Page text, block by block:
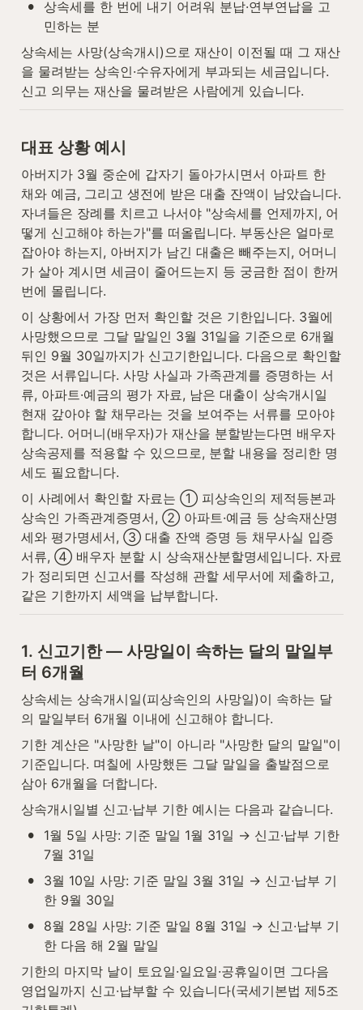
•
상속세를 한 번에 내기 어려워 분납·연부연납을 고
민하는 분
상속세는 사망(상속개시)으로 재산이 이전될 때 그 재산
을 물려받는 상속인·수유자에게 부과되는 세금입니다.
신고 의무는 재산을 물려받은 사람에게 있습니다.
대표 상황 예시
아버지가 3월 중순에 갑자기 돌아가시면서 아파트 한
채와 예금, 그리고 생전에 받은 대출 잔액이 남았습니다.
자녀들은 장례를 치르고 나서야 "상속세를 언제까지, 어
떻게 신고해야 하는가"를 떠올립니다. 부동산은 얼마로
잡아야 하는지, 아버지가 남긴 대출은 빼주는지, 어머니
가 살아 계시면 세금이 줄어드는지 등 궁금한 점이 한꺼
번에 몰립니다.
이 상황에서 가장 먼저 확인할 것은 기한입니다. 3월에
사망했으므로 그달 말일인 3월 31일을 기준으로 6개월
뒤인 9월 30일까지가 신고기한입니다. 다음으로 확인할
것은 서류입니다. 사망 사실과 가족관계를 증명하는 서
류, 아파트·예금의 평가 자료, 남은 대출이 상속개시일
현재 갚아야 할 채무라는 것을 보여주는 서류를 모아야
합니다. 어머니(배우자)가 재산을 분할받는다면 배우자
상속공제를 적용할 수 있으므로, 분할 내용을 정리한 명
세도 필요합니다.
이 사례에서 확인할 자료는 ① 피상속인의 제적등본과
상속인 가족관계증명서, ② 아파트·예금 등 상속재산명
세와 평가명세서, ③ 대출 잔액 증명 등 채무사실 입증
서류, ④ 배우자 분할 시 상속재산분할명세입니다. 자료
가 정리되면 신고서를 작성해 관할 세무서에 제출하고,
같은 기한까지 세액을 납부합니다.
1. 신고기한 — 사망일이 속하는 달의 말일부
터 6개월
상속세는 상속개시일(피상속인의 사망일)이 속하는 달
의 말일부터 6개월 이내에 신고해야 합니다.
기한 계산은 "사망한 날"이 아니라 "사망한 달의 말일"이
기준입니다. 며칠에 사망했든 그달 말일을 출발점으로
삼아 6개월을 더합니다.
상속개시일별 신고·납부 기한 예시는 다음과 같습니다.
•
1월 5일 사망: 기준 말일 1월 31일 → 신고·납부 기한
7월 31일
•
3월 10일 사망: 기준 말일 3월 31일 → 신고·납부 기
한 9월 30일
•
8월 28일 사망: 기준 말일 8월 31일 → 신고·납부 기
한 다음 해 2월 말일
기한의 마지막 날이 토요일·일요일·공휴일이면 그다음
영업일까지 신고·납부할 수 있습니다(국세기본법 제5조